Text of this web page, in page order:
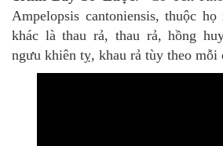
Ampelopsis cantoniensis, thuộc
khác là thau rả, thau rả, hồng
ngưu khiên tỵ, khau rả tùy theo mỗi